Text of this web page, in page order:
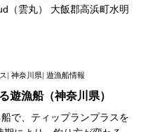
雲丸） 大飯郡高浜町水明
|神奈川県|遊漁船情報
遊漁船（神奈川県）
で、ティップランプラスを